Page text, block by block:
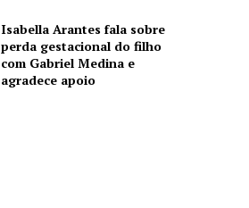
Isabella Arantes fala sobre
perda gestacional do filho
com Gabriel Medina e
agradece apoio